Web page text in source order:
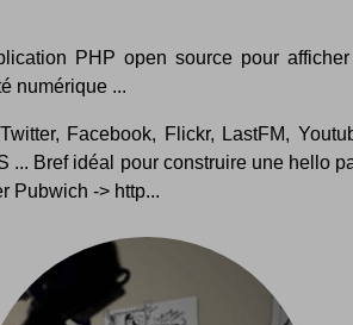
PHP open source pour
numérique ...
Facebook, Flickr, LastFM,
... Bref idéal pour construire une hello
Pubwich -> http...